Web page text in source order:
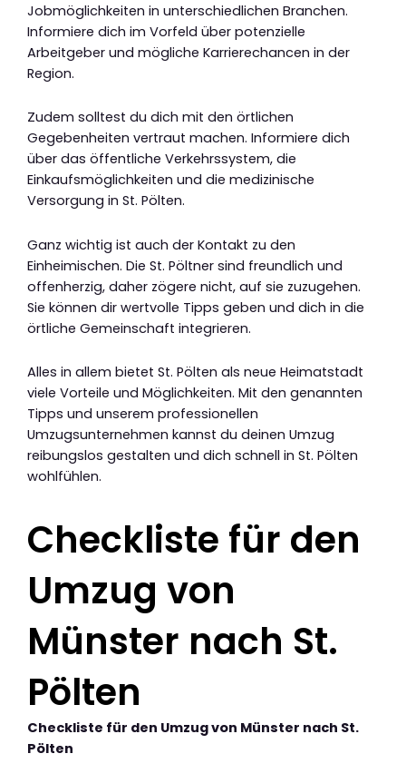
Jobmöglichkeiten in unterschiedlichen Branchen.
Informiere dich im Vorfeld über potenzielle
Arbeitgeber und mögliche Karrierechancen in der
Region.
Zudem solltest du dich mit den örtlichen
Gegebenheiten vertraut machen. Informiere dich
über das öffentliche Verkehrssystem, die
Einkaufsmöglichkeiten und die medizinische
Versorgung in St. Pölten.
Ganz wichtig ist auch der Kontakt zu den
Einheimischen. Die St. Pöltner sind freundlich und
offenherzig, daher zögere nicht, auf sie zuzugehen.
Sie können dir wertvolle Tipps geben und dich in die
örtliche Gemeinschaft integrieren.
Alles in allem bietet St. Pölten als neue Heimatstadt
viele Vorteile und Möglichkeiten. Mit den genannten
Tipps und unserem professionellen
Umzugsunternehmen kannst du deinen Umzug
reibungslos gestalten und dich schnell in St. Pölten
wohlfühlen.
Checkliste für den
Umzug von
Münster nach St.
Pölten
Checkliste für den Umzug von Münster nach St.
Pölten